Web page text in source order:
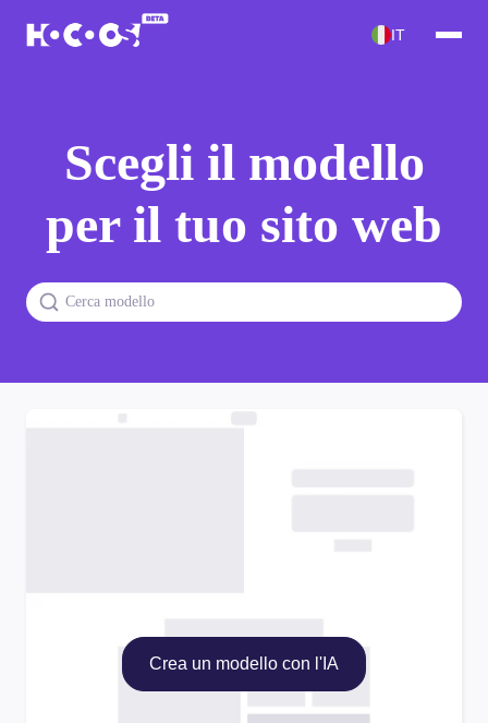
IT
Scegli il modello
per il tuo sito web
Crea un modello con l'IA